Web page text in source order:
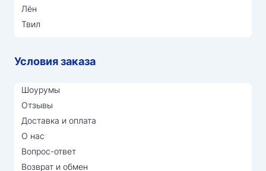
Лён
Твил
Условия заказа
Шоурумы
Отзывы
Доставка и оплата
О нас
Вопрос-ответ
Возврат и обмен